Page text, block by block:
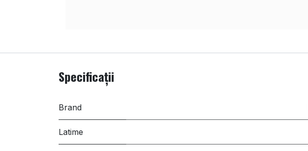
Specificații
Brand
Latime